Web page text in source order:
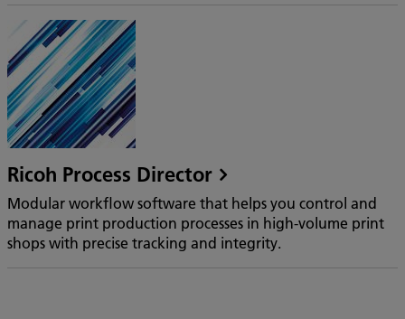
Ricoh Process Director
Modular workflow software that helps you control and
manage print production processes in high-volume print
shops with precise tracking and integrity.